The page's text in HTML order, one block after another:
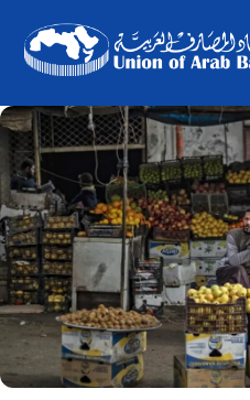
content